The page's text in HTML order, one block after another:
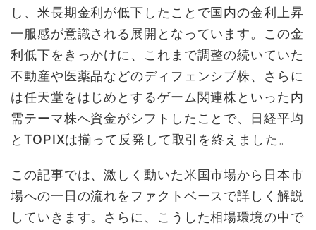
し、米長期金利が低下したことで国内の金利上昇
一服感が意識される展開となっています。この金
利低下をきっかけに、これまで調整の続いていた
不動産や医薬品などのディフェンシブ株、さらに
は任天堂をはじめとするゲーム関連株といった内
需テーマ株へ資金がシフトしたことで、日経平均
とTOPIXは揃って反発して取引を終えました。
この記事では、激しく動いた米国市場から日本市
場への一日の流れをファクトベースで詳しく解説
していきます。さらに、こうした相場環境の中で